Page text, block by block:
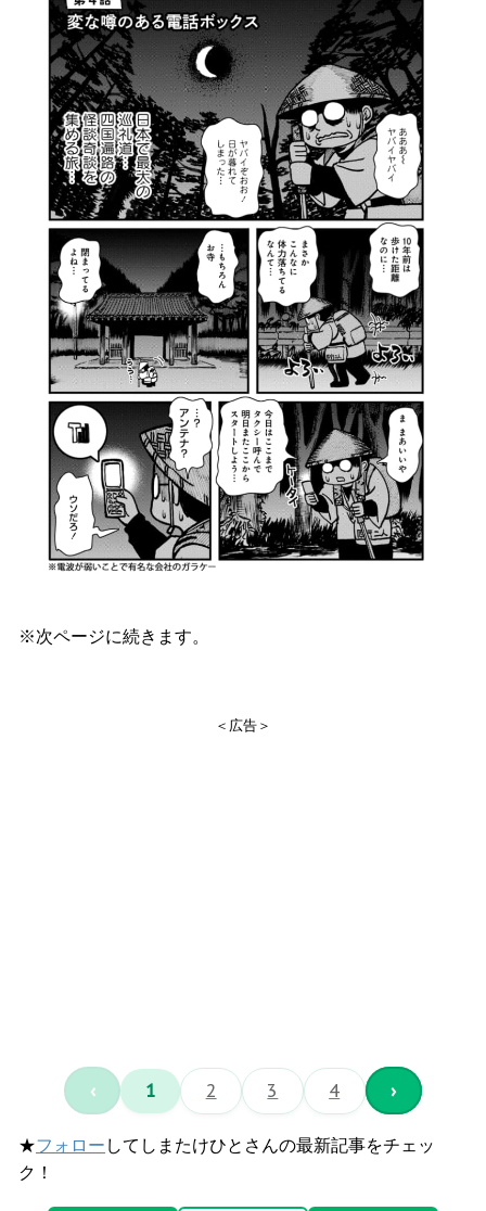
※次ページに続きます。
＜広告＞
‹ 1 2 3 4 ›
★フォロー してしまたけひとさんの最新記事をチェッ
ク！